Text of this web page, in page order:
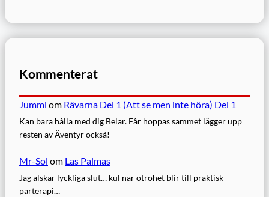
Kommenterat
Jummi om Rävarna Del 1 (Att se men inte höra) Del 1
Kan bara hålla med dig Belar. Får hoppas sammet lägger upp
resten av Äventyr också!
Mr-Sol om Las Palmas
Jag älskar lyckliga slut… kul när otrohet blir till praktisk
parterapi…